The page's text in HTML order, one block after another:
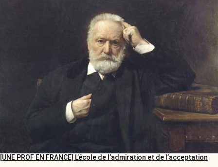
[UNE PROF EN FRANCE] L’école de l’admiration et de l’acceptation